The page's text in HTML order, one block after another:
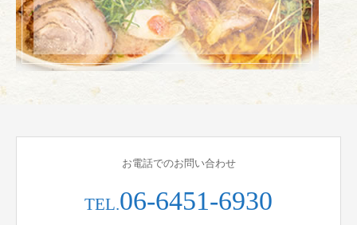
お電話でのお問い合わせ
TEL.06-6451-6930